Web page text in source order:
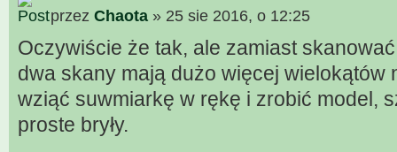
przez Chaota » 25 sie 2016, o 12:25
Oczywiście że tak, ale zamiast skanować
dwa skany mają dużo więcej wielokątów
wziąć suwmiarkę w rękę i zrobić model,
proste bryły.